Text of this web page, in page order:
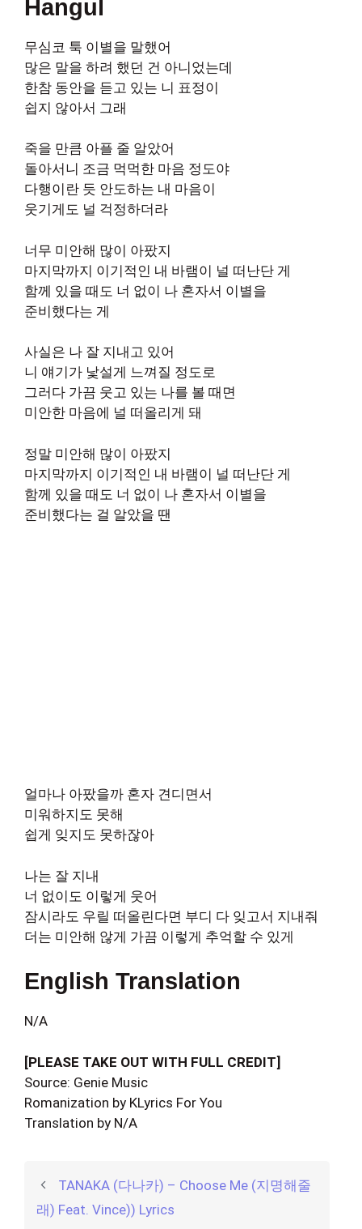
Hangul
무심코 툭 이별을 말했어
많은 말을 하려 했던 건 아니었는데
한참 동안을 듣고 있는 니 표정이
쉽지 않아서 그래
죽을 만큼 아플 줄 알았어
돌아서니 조금 먹먹한 마음 정도야
다행이란 듯 안도하는 내 마음이
웃기게도 널 걱정하더라
너무 미안해 많이 아팠지
마지막까지 이기적인 내 바램이 널 떠난단 게
함께 있을 때도 너 없이 나 혼자서 이별을
준비했다는 게
사실은 나 잘 지내고 있어
니 얘기가 낯설게 느껴질 정도로
그러다 가끔 웃고 있는 나를 볼 때면
미안한 마음에 널 떠올리게 돼
정말 미안해 많이 아팠지
마지막까지 이기적인 내 바램이 널 떠난단 게
함께 있을 때도 너 없이 나 혼자서 이별을
준비했다는 걸 알았을 땐
얼마나 아팠을까 혼자 견디면서
미워하지도 못해
쉽게 잊지도 못하잖아
나는 잘 지내
너 없이도 이렇게 웃어
잠시라도 우릴 떠올린다면 부디 다 잊고서 지내줘
더는 미안해 않게 가끔 이렇게 추억할 수 있게
English Translation
N/A
[PLEASE TAKE OUT WITH FULL CREDIT]
Source: Genie Music
Romanization by KLyrics For You
Translation by N/A
TANAKA (다나카) – Choose Me (지명해줄
래) Feat. Vince)) Lyrics